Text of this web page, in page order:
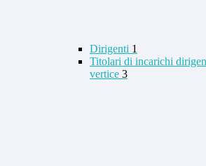
Dirigenti 1
Titolari di incarichi
vertice 3